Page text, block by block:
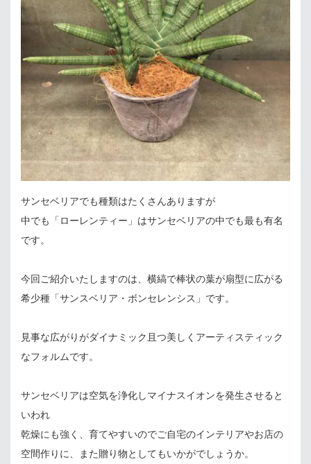
サンセベリアでも種類はたくさんありますが
中でも「ローレンティー」はサンセベリアの中でも最も有名
です。
今回ご紹介いたしますのは、横縞で棒状の葉が扇型に広がる
希少種「サンスベリア・ボンセレンシス」です。
見事な広がりがダイナミック且つ美しくアーティスティック
なフォルムです。
サンセベリアは空気を浄化しマイナスイオンを発生させると
いわれ
乾燥にも強く、育てやすいのでご自宅のインテリアやお店の
空間作りに、また贈り物としてもいかがでしょうか。